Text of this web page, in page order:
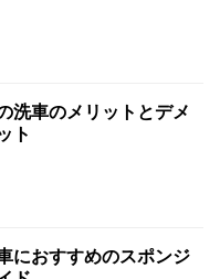
洗車のメリットとデメ
ト
におすすめのスポンジ